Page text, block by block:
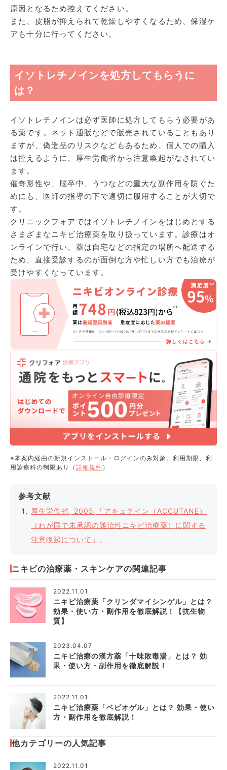
原因となるため控えてください。
また、皮脂が抑えられて乾燥しやすくなるため、保湿ケ
アも十分に行ってください。
イソトレチノインを処方してもらうに
は？
イソトレチノインは必ず医師に処方してもらう必要があ
る薬です。ネット通販などで販売されていることもあり
ますが、偽造品のリスクなどもあるため、個人での購入
は控えるように、厚生労働省から注意喚起がなされてい
ます。
催奇形性や、脳卒中、うつなどの重大な副作用を防ぐた
めにも、医師の指導の下で適切に服用することが大切で
す。
クリニックフォアではイソトレチノインをはじめとする
さまざまなニキビ治療薬を取り扱っています。診療はオ
ンラインで行い、薬は自宅などの指定の場所へ配送する
ため、直接受診するのが面倒な方や忙しい方でも治療が
受けやすくなっています。
※本案内経由の新規インストール・ログインのみ対象。利用期限、利
用診療科の制限あり（ 詳細規約 ）
参考文献
厚生労働省, 2005,「アキュテイン（ACCUTANE）
（わが国で未承認の難治性ニキビ治療薬）に関する
注意喚起について」,
ニキビの治療薬・スキンケアの関連記事
2022.11.01
ニキビ治療薬「クリンダマイシンゲル」とは？
効果・使い方・副作用を徹底解説！【抗生物
質】
2023.04.07
ニキビ治療の漢方薬「十味敗毒湯」とは？ 効
果・使い方・副作用を徹底解説！
2022.11.01
ニキビ治療薬「ベピオゲル」とは？ 効果・使い
方・副作用を徹底解説！
他カテゴリーの人気記事
2022.11.01